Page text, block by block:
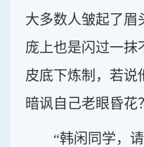
大多数人皱起了眉
庞上也是闪过一抹
皮底下炼制，若说
暗讽自己老眼昏花？
“韩闲同学，